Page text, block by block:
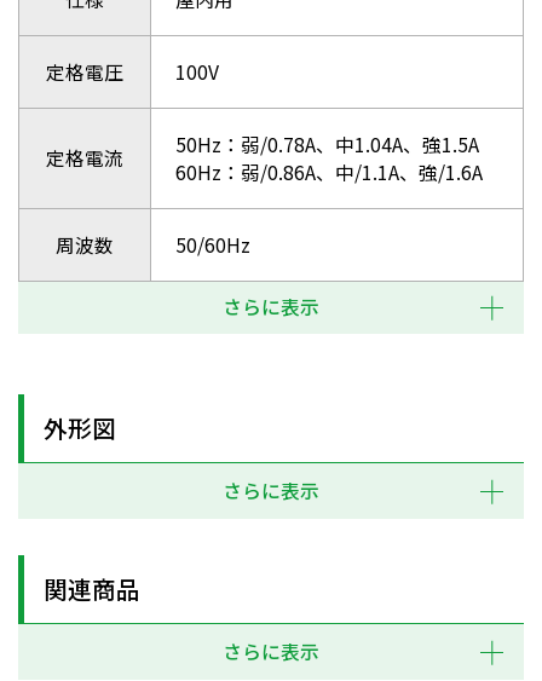
定格電圧 100V
定格電流
50Hz：弱/0.78A、中1.04A、強1.5A
60Hz：弱/0.86A、中/1.1A、強/1.6A
周波数 50/60Hz
さらに表示
外形図
さらに表示
関連商品
さらに表示